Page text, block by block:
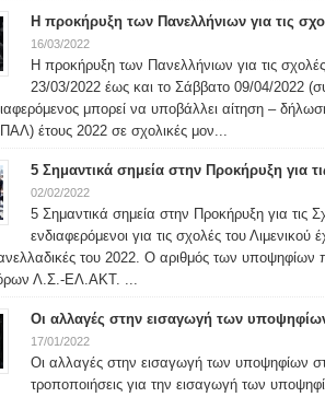
Η προκήρυξη των Πανελλήνιων για τις
16/03/2022
Η προκήρυξη των Πανελλήνιων για τις
23/03/2022 έως και το Σάββατο 09/04/2022
μπορεί να υποβάλλει αίτηση –
έτους 2022 σε σχολικές μον...
5 Σημαντικά σημεία στην Προκήρυξη για
02/02/2022
5 Σημαντικά σημεία στην Προκήρυξη για τις
ενδιαφερόμενοι για τις σχολές του
του 2022. Ο αριθμός των υποψηφίων
Λ.Σ.-ΕΛ.ΑΚΤ. ...
Οι αλλαγές στην εισαγωγή των
17/01/2022
Οι αλλαγές στην εισαγωγή των υποψηφίων
τροποποιήσεις για την εισαγωγή των